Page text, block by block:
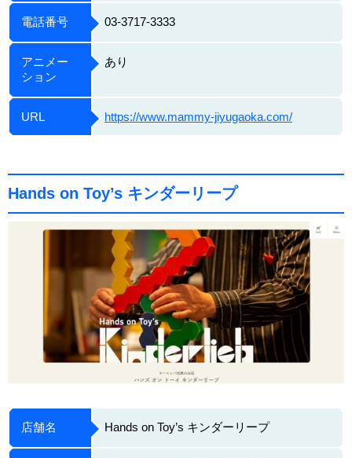
電話番号 03-3717-3333
アニメー
ション
あり
URL https://www.mammy-jiyugaoka.com/
Hands on Toy’s キンダーリープ
店舗名 Hands on Toy’s キンダーリープ